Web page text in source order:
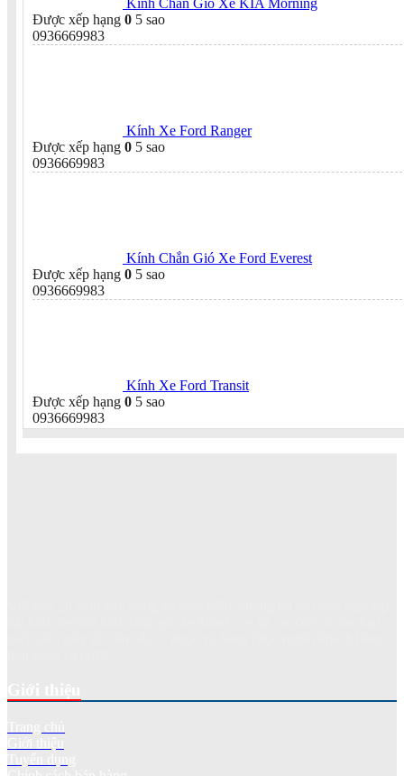
Kính Chắn Gió Xe KIA Morning
Được xếp hạng 0 5 sao
0936669983
Kính Xe Ford Ranger
Được xếp hạng 0 5 sao
0936669983
Kính Chắn Gió Xe Ford Everest
Được xếp hạng 0 5 sao
0936669983
Kính Xe Ford Transit
Được xếp hạng 0 5 sao
0936669983